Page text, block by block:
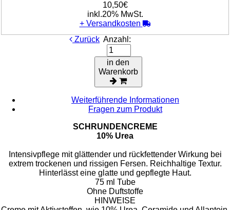
10,50€
inkl.20% MwSt.
+ Versandkosten
Zurück Anzahl:
in den
Warenkorb
Weiterführende Informationen
Fragen zum Produkt
SCHRUNDENCREME
10% Urea
​Intensivpflege mit glättender und rückfettender Wirkung bei
extrem trockenen und rissigen Fersen. Reichhaltige Textur.
Hinterlässt eine glatte und gepflegte Haut.
75 ml Tube
Ohne Duftstoffe
HINWEISE